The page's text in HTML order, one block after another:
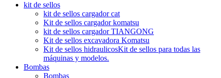
kit de sellos
kit de sellos cargador cat
Kit de sellos cargador komatsu
kit de sellos cargador TIANGONG
Kit de sellos excavadora Komatsu
Kit de sellos hidraulicosKit de sellos para todas las
máquinas y modelos.
Bombas
Bombas